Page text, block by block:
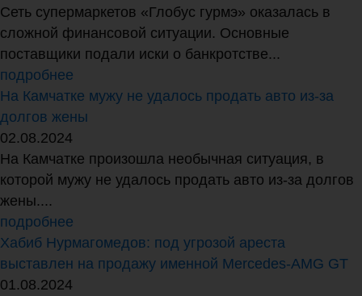
Сеть супермаркетов «Глобус гурмэ» оказалась в
сложной финансовой ситуации. Основные
поставщики подали иски о банкротстве...
подробнее
На Камчатке мужу не удалось продать авто из-за
долгов жены
02.08.2024
На Камчатке произошла необычная ситуация, в
которой мужу не удалось продать авто из-за долгов
жены....
подробнее
Хабиб Нурмагомедов: под угрозой ареста
выставлен на продажу именной Mercedes-AMG GT
01.08.2024